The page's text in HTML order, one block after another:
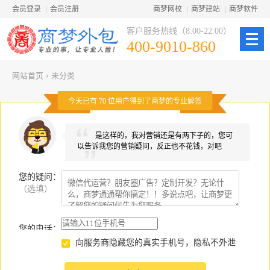
会员登录 会员注册 商梦网校 商梦建站 商梦软件
客户服务热线（8:00-22:00）
400-9010-860
网站首页 › 未分类
今天已有 70 位用户得到了商梦的专业解答
是这样的，我对营销还是有两下子的，您可
以告诉我您的营销疑问，反正也不花钱，对吧
您的疑问
（选填）
：
您的电话：
向服务商隐藏您的真实手机号，隐私不外泄